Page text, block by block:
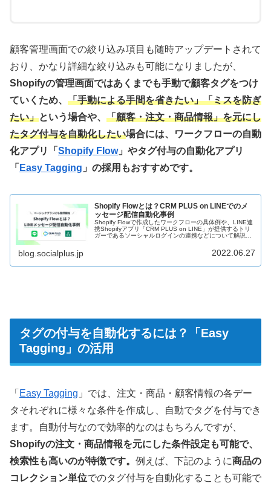
顧客管理画面での絞り込み項目も随時アップデートされて
おり、かなり詳細な絞り込みも可能になりましたが、
Shopifyの管理画面ではあくまでも手動で顧客タグをつけ
ていくため、 「手動による手間を省きたい」「ミスを防ぎ
たい」という場合や、 「顧客・注文・商品情報」を元にし
たタグ付与を自動化したい場合には、ワークフローの自動
化アプリ「 Shopify Flow」やタグ付与の自動化アプリ
「 Easy Tagging 」の採用もおすすめです。
Shopify Flowとは？CRM PLUS on LINEでのメ
ッセージ配信自動化事例
Shopify Flowで作成したワークフローの具体例や、LINE連
携Shopifyアプリ「CRM PLUS on LINE」が提供するトリ
ガーであるソーシャルログインの連携などについて解説し
blog.socialplus.jp 2022.06.27
タグの付与を自動化するには？「Easy
Tagging」の活用
「 Easy Tagging 」では、注文・商品・顧客情報の各デー
タそれぞれに様々な条件を作成し、自動でタグを付与でき
ます。自動付与なので効率的なのはもちろんですが、
Shopifyの注文・商品情報を元にした条件設定も可能で、
検索性も高いのが特徴です。 例えば、下記のように商品の
コレクション単位でのタグ付与を自動化することも可能で